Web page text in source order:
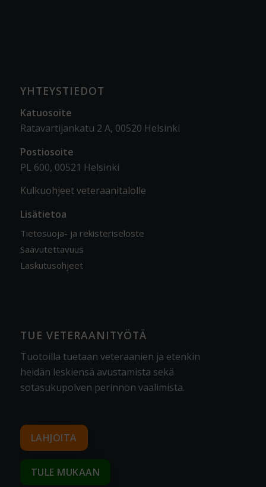
YHTEYSTIEDOT
Katuosoite
Ratavartijankatu 2 A, 00520 Helsinki
Postiosoite
PL 600, 00521 Helsinki
Kulkuohjeet veteraanitalolle
Lisätietoa
Tietosuoja- ja rekisteriseloste
Saavutettavuus
Laskutusohjeet
TUE VETERAANITYÖTÄ
Tuotoilla tuetaan veteraanien ja etenkin
heidän leskiensä avustamista sekä
sotasukupolven perinnön vaalimista.
LAHJOITA
TULE MUKAAN